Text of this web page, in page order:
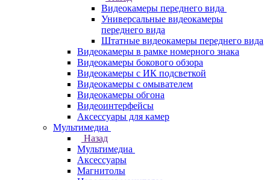
Видеокамеры переднего вида
Универсальные видеокамеры
переднего вида
Штатные видеокамеры переднего вида
Видеокамеры в рамке номерного знака
Видеокамеры бокового обзора
Видеокамеры с ИК подсветкой
Видеокамеры с омывателем
Видеокамеры обгона
Видеоинтерфейсы
Аксессуары для камер
Мультимедиа
Назад
Мультимедиа
Аксессуары
Магнитолы